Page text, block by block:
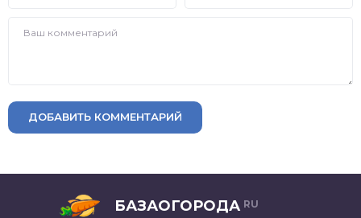
ДОБАВИТЬ КОММЕНТАРИЙ
БАЗАОГОРОДА RU